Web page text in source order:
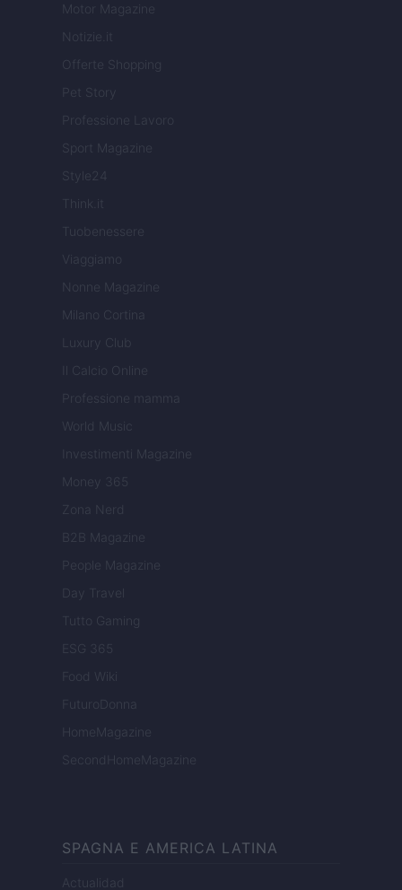
Motor Magazine
Notizie.it
Offerte Shopping
Pet Story
Professione Lavoro
Sport Magazine
Style24
Think.it
Tuobenessere
Viaggiamo
Nonne Magazine
Milano Cortina
Luxury Club
Il Calcio Online
Professione mamma
World Music
Investimenti Magazine
Money 365
Zona Nerd
B2B Magazine
People Magazine
Day Travel
Tutto Gaming
ESG 365
Food Wiki
FuturoDonna
HomeMagazine
SecondHomeMagazine
SPAGNA E AMERICA LATINA
Actualidad